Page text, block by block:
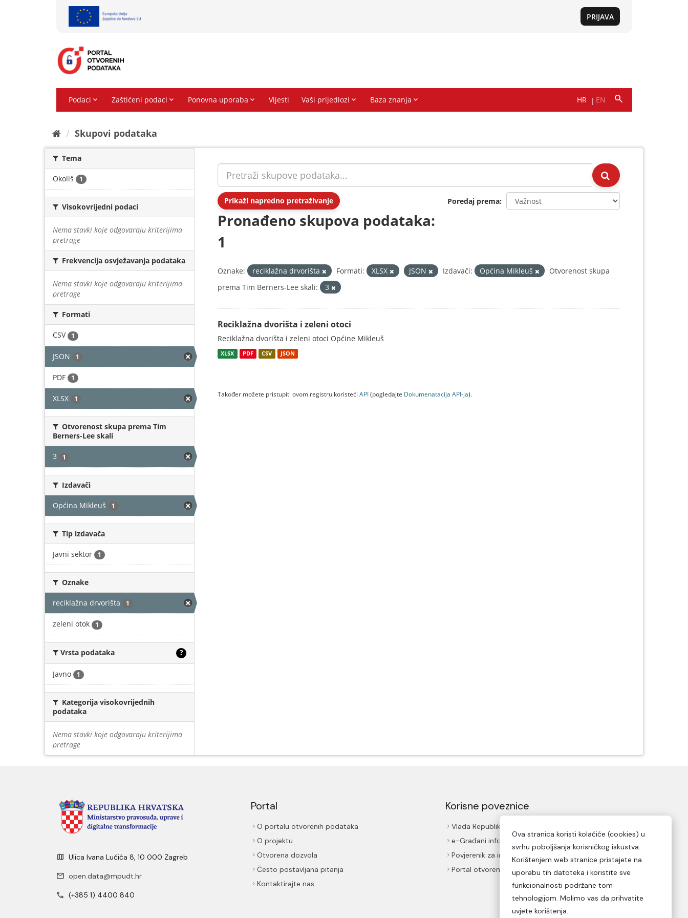
Skupovi podаtаkа
Tema
Okoliš 1
Visokovrijedni podaci
Nema stavki koje odgovaraju kriterijima
pretrage
Frekvencija osvježavanja podataka
Nema stavki koje odgovaraju kriterijima
pretrage
Formati
CSV 1
JSON 1
PDF 1
XLSX 1
Otvorenost skupa prema Tim
Berners-Lee skali
3 1
Izdavači
Općina Mikleuš 1
Tip izdavača
Javni sektor 1
Oznake
reciklažna drvorišta 1
zeleni otok 1
Vrsta podataka ?
Javno 1
Kategorija visokovrijednih
podataka
Nema stavki koje odgovaraju kriterijima
pretrage
Prikaži napredno pretraživanje Poredaj prema
Pronađeno skupova podataka:
1
Oznake: reciklažna drvorišta Formati: XLSX JSON Izdavači: Općina Mikleuš
Otvorenost skupa
prema Tim Berners-Lee skali:
3
Reciklažna dvorišta i zeleni otoci
Reciklažna dvorišta i zeleni otoci Općine Mikleuš
XLSX PDF CSV JSON
Također možete pristupiti ovom registru koristeći API(pogledajte Dokumenаtаcijа API-jа).